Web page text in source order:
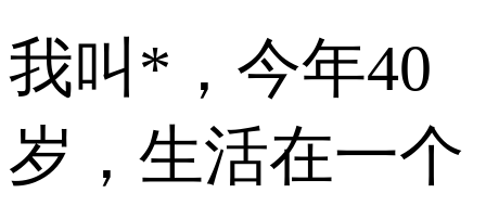
我叫*，今年40
岁，生活在一个